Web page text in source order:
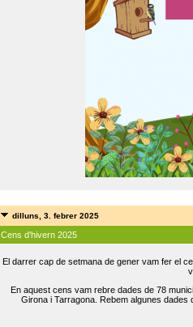
dilluns, 3. febrer 2025
Cens d'hivern 2025
El darrer cap de setmana de gener vam fer el
En aquest cens vam rebre dades de 78
Girona i Tarragona. Rebem algunes